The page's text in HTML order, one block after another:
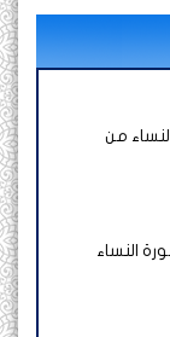
من
النساء